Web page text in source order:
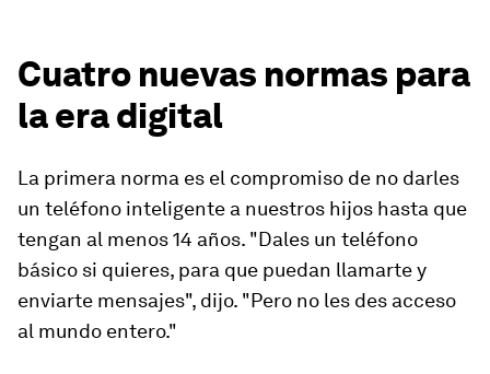
Cuatro nuevas normas para
la era digital
La primera norma es el compromiso de no darles
un teléfono inteligente a nuestros hijos hasta que
tengan al menos 14 años. "Dales un teléfono
básico si quieres, para que puedan llamarte y
enviarte mensajes", dijo. "Pero no les des acceso
al mundo entero."